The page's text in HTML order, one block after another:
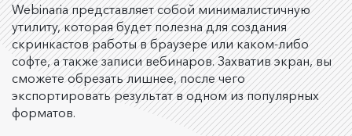
Webinaria представляет собой минималистичную
утилиту, которая будет полезна для создания
скринкастов работы в браузере или каком-либо
софте, а также записи вебинаров. Захватив экран, вы
сможете обрезать лишнее, после чего
экспортировать результат в одном из популярных
форматов.